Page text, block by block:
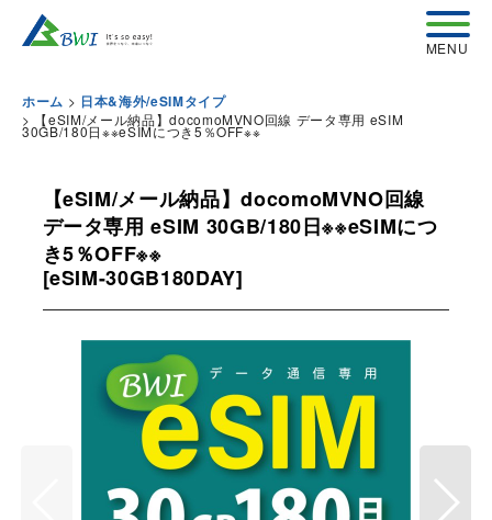
ホーム > 日本&海外/eSIMタイプ
>
【eSIM/メール納品】docomoMVNO回線 データ専用 eSIM
30GB/180日※※eSIMにつき5％OFF※※
【eSIM/メール納品】docomoMVNO回線
データ専用 eSIM 30GB/180日※※eSIMにつ
き5％OFF※※
[eSIM-30GB180DAY]